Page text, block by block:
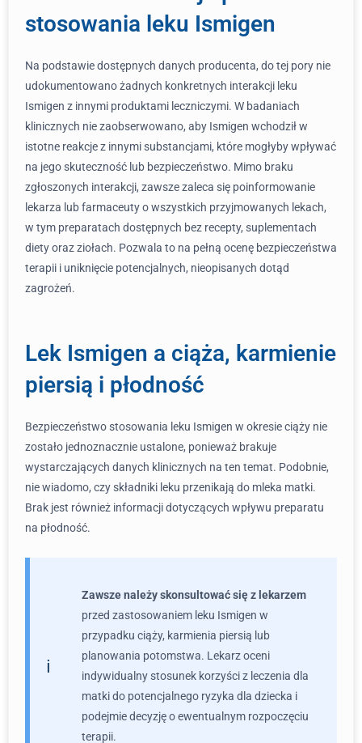
stosowania leku Ismigen
Na podstawie dostępnych danych producenta, do tej pory nie
udokumentowano żadnych konkretnych interakcji leku
Ismigen z innymi produktami leczniczymi. W badaniach
klinicznych nie zaobserwowano, aby Ismigen wchodził w
istotne reakcje z innymi substancjami, które mogłyby wpływać
na jego skuteczność lub bezpieczeństwo. Mimo braku
zgłoszonych interakcji, zawsze zaleca się poinformowanie
lekarza lub farmaceuty o wszystkich przyjmowanych lekach,
w tym preparatach dostępnych bez recepty, suplementach
diety oraz ziołach. Pozwala to na pełną ocenę bezpieczeństwa
terapii i uniknięcie potencjalnych, nieopisanych dotąd
zagrożeń.
Lek Ismigen a ciąża, karmienie
piersią i płodność
Bezpieczeństwo stosowania leku Ismigen w okresie ciąży nie
zostało jednoznacznie ustalone, ponieważ brakuje
wystarczających danych klinicznych na ten temat. Podobnie,
nie wiadomo, czy składniki leku przenikają do mleka matki.
Brak jest również informacji dotyczących wpływu preparatu
na płodność.
Zawsze należy skonsultować się z lekarzem
przed zastosowaniem leku Ismigen w
przypadku ciąży, karmienia piersią lub
planowania potomstwa. Lekarz oceni
indywidualny stosunek korzyści z leczenia dla
matki do potencjalnego ryzyka dla dziecka i
podejmie decyzję o ewentualnym rozpoczęciu
terapii.